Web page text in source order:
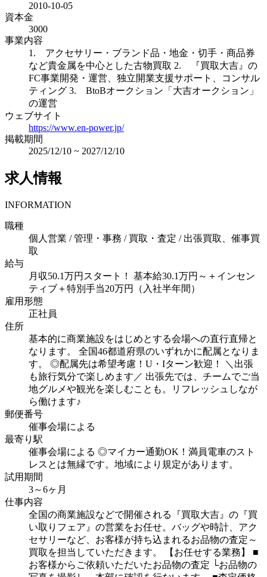
2010-10-05
資本金
3000
事業内容
1. アクセサリー・ブランド品・地金・切手・商品券
など貴金属を中心とした古物買取 2. 『買取大吉』の
FC事業開発・運営、独立開業支援サポート、コンサル
ティング 3. BtoBオークション「大吉オークション」
の運営
ウェブサイト
https://www.en-power.jp/
掲載期間
2025/12/10 ~ 2027/12/10
求人情報
INFORMATION
職種
個人営業 / 管理・事務 / 買取・査定 / 出張買取、催事買
取
給与
月収50.1万円スタート！ 基本給30.1万円～＋インセン
ティブ＋特別手当20万円（入社半年間）
雇用形態
正社員
住所
基本的に商業施設をはじめとする会場への直行直帰と
なります。
全国46都道府県のいずれかに配属となりま
す。
◎配属先は希望考慮！U・Iターン歓迎！
＼出張
も旅行気分で楽しめます／ 出張先では、チームでご当
地グルメや観光を楽しむことも。リフレッシュしなが
ら働けます♪
郵便番号
催事会場による
最寄り駅
催事会場による ◎マイカー通勤OK！満員電車のスト
レスとは無縁です。地域により規定があります。
試用期間
3～6ヶ月
仕事内容
全国の商業施設などで開催される『買取大吉』の『買
い取りフェア』の営業をお任せ。バッグや時計、アク
セサリーなど、お客様が持ち込まれるお品物の査定～
買取を担当していただきます。
【お任せする業務】
■
お客様からご依頼いただいたお品物の査定 └お品物の